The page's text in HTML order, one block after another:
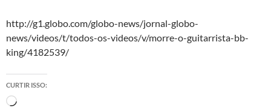
http://g1.globo.com/globo-news/jornal-globo-
news/videos/t/todos-os-videos/v/morre-o-guitarrista-bb-
king/4182539/
CURTIR ISSO:
Carregando...